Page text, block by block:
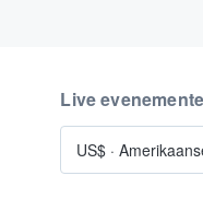
Live
US$ ·